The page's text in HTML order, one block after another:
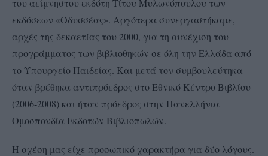
του αείμνηστου εκδότη Τίτου Μυλωνόπουλου των
εκδόσεων «Οδυσσέας». Αργότερα συνεργαστήκαμε,
αρχές της δεκαετίας του 2000, για τη συνέχιση του
προγράμματος των βιβλιοθηκών σε όλη την Ελλάδα από
το Υπουργείο Παιδείας. Και μετά τον συμβουλεύτηκα
όταν βρέθηκα αντιπρόεδρος στο Εθνικό Κέντρο Βιβλίου
(2006-2008) και ήταν πρόεδρος στην Πανελλήνια
Ομοσπονδία Εκδοτών Βιβλιοπωλών.
Η σχέση μας είχε προσωπικό χαρακτήρα για δύο λόγους.